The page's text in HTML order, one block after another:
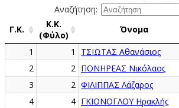
Αναζήτηση:
Γ.Κ.
Κ.Κ.
(Φύλο)
Όνομα
1
1 ΤΣΙΩΤΑΣ Αθανάσιος
2
2 ΠΟΝΗΡΕΑΣ Νικόλαος
3
2 ΦΙΛΙΠΠΑΣ Λάζαρος
4
4 ΓΚΙΟΝΟΓΛΟΥ Ηρακλής